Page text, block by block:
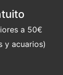
a 50€
y acuarios)